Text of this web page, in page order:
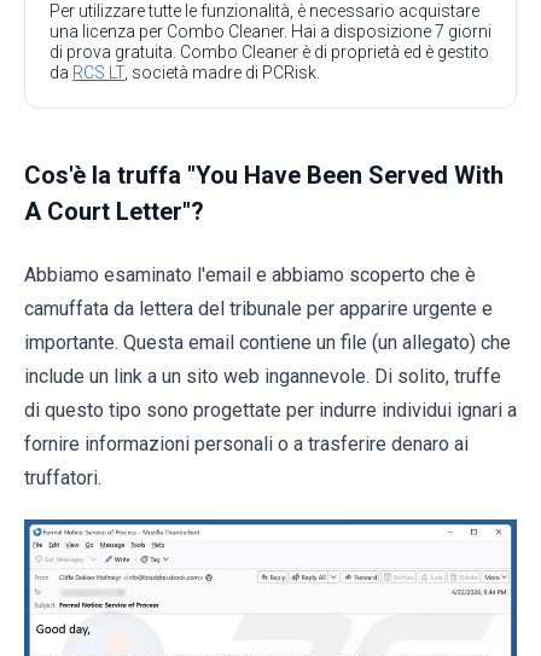
Per utilizzare tutte le funzionalità, è necessario acquistare
una licenza per Combo Cleaner. Hai a disposizione 7 giorni
di prova gratuita. Combo Cleaner è di proprietà ed è gestito
da RCS LT, società madre di PCRisk.
Cos'è la truffa "You Have Been Served With
A Court Letter"?
Abbiamo esaminato l'email e abbiamo scoperto che è
camuffata da lettera del tribunale per apparire urgente e
importante. Questa email contiene un file (un allegato) che
include un link a un sito web ingannevole. Di solito, truffe
di questo tipo sono progettate per indurre individui ignari a
fornire informazioni personali o a trasferire denaro ai
truffatori.